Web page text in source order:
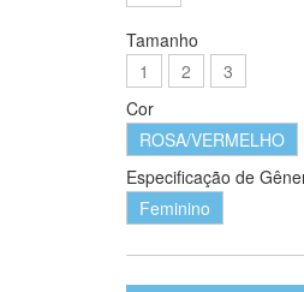
Tamanho
1
2
3
Cor
ROSA/VERMELHO
Especificação de
Feminino